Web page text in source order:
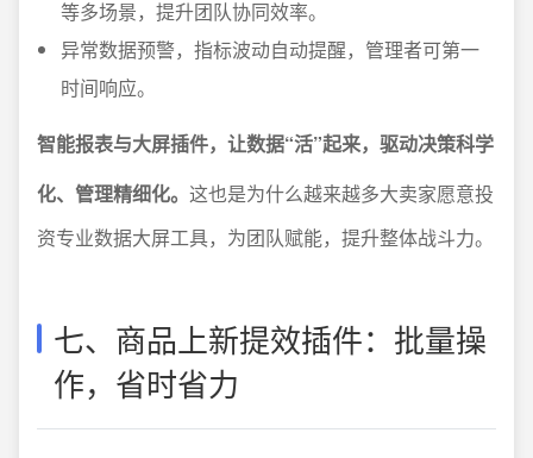
等多场景，提升团队协同效率。
异常数据预警，指标波动自动提醒，管理者可第一
时间响应。
智能报表与大屏插件，让数据“活”起来，驱动决策科学
化、管理精细化。 这也是为什么越来越多大卖家愿意投
资专业数据大屏工具，为团队赋能，提升整体战斗力。
七、商品上新提效插件：批量操
作，省时省力